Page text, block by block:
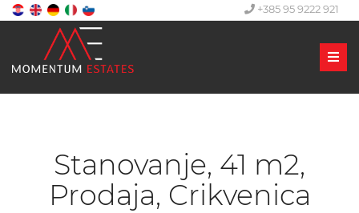
+385 95 9222 921
Stanovanje, 41 m2,
Prodaja, Crikvenica